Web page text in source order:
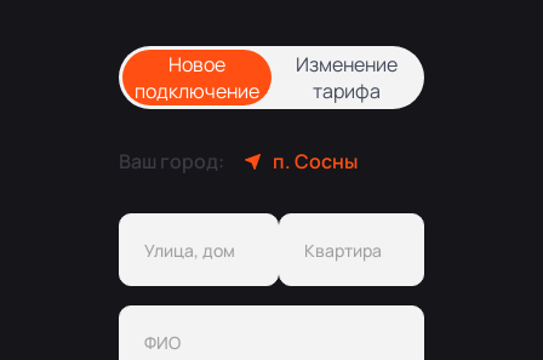
Новое
подключение
Изменение
тарифа
Ваш город: п. Сосны